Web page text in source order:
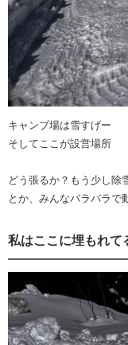
キャンプ場は雪すげー
そしてここが設営場
どう張るか？もう少し除
とか、みんなバラバラで
私はここに埋もれて